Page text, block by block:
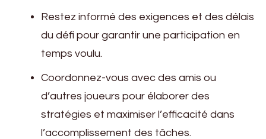
Restez informé des exigences et des délais
du défi pour garantir une participation en
temps voulu.
Coordonnez-vous avec des amis ou
d’autres joueurs pour élaborer des
stratégies et maximiser l’efficacité dans
l’accomplissement des tâches.